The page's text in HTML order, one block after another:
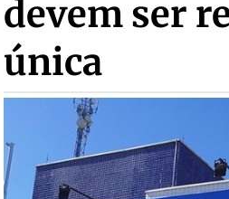
devem ser
única